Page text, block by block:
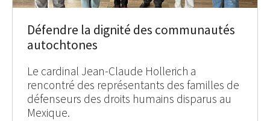
Défendre la dignité des communautés
autochtones
Le cardinal Jean-Claude Hollerich a
rencontré des représentants des familles de
défenseurs des droits humains disparus au
Mexique.